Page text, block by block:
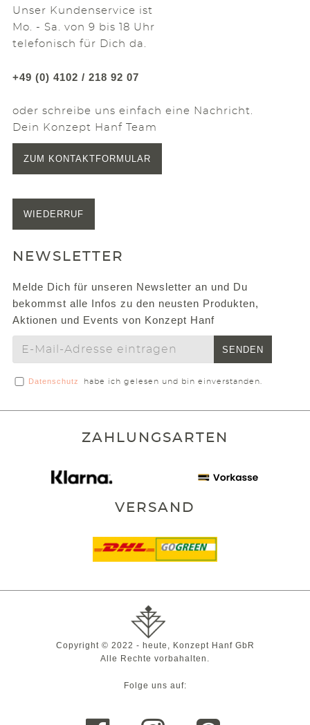
Unser Kundenservice ist
Mo. - Sa. von 9 bis 18 Uhr
telefonisch für Dich da.
+49 (0) 4102 / 218 92 07
oder schreibe uns einfach eine Nachricht.
Dein Konzept Hanf Team
ZUM KONTAKTFORMULAR
WIEDERRUF
NEWSLETTER
Melde Dich für unseren Newsletter an und Du
bekommst alle Infos zu den neusten Produkten,
Aktionen und Events von Konzept Hanf
SENDEN
Datenschutz habe ich gelesen und bin einverstanden.
ZAHLUNGSARTEN
VERSAND
Copyright © 2022 - heute, Konzept Hanf GbR
Alle Rechte vorbahalten.
Folge uns auf: